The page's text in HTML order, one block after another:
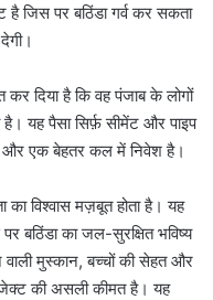
जिस पर बठिंडा गर्व कर सकता
दिया है कि वह पंजाब के लोगों
है। यह पैसा सिर्फ़ सीमेंट और पाइप
और एक बेहतर कल में निवेश है।
विश्वास मज़बूत होता है। यह
बठिंडा का जल-सुरक्षित भविष्य
वाली मुस्कान, बच्चों की सेहत और
की असली कीमत है। यह